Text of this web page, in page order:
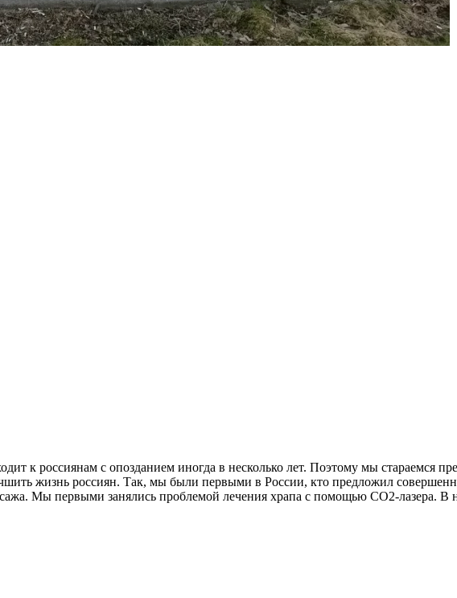
к россиянам с опозданием иногда в несколько лет. Поэтому мы стараемся
жизнь россиян. Так, мы были первыми в России, кто предложил
Мы первыми занялись проблемой лечения храпа с помощью СО2-лазера. В